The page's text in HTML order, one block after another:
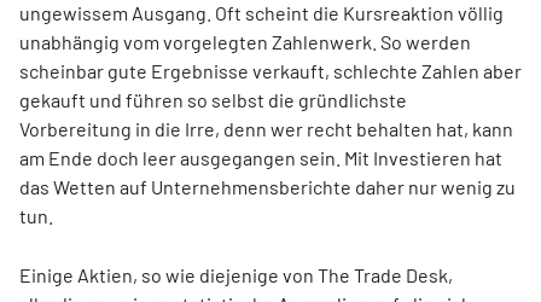
ungewissem Ausgang. Oft scheint die Kursreaktion völlig
unabhängig vom vorgelegten Zahlenwerk. So werden
scheinbar gute Ergebnisse verkauft, schlechte Zahlen aber
gekauft und führen so selbst die gründlichste
Vorbereitung in die Irre, denn wer recht behalten hat, kann
am Ende doch leer ausgegangen sein. Mit Investieren hat
das Wetten auf Unternehmensberichte daher nur wenig zu
tun.
Einige Aktien, so wie diejenige von The Trade Desk,